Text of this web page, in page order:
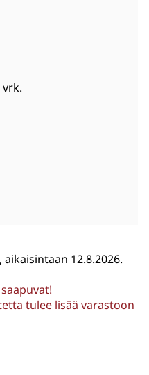
vrk.
12.8.2026.
tulee lisää varastoon